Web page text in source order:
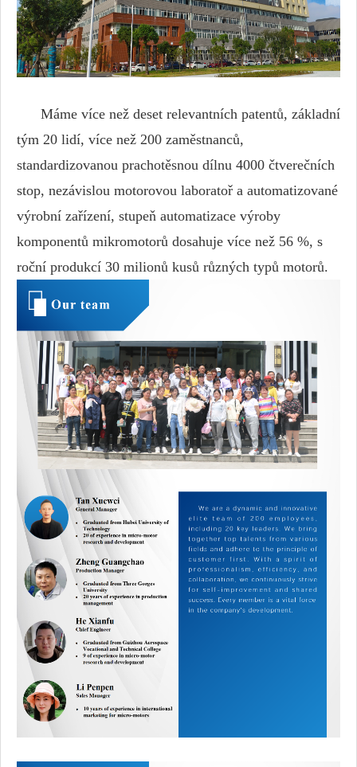
Máme více než deset relevantních patentů, základní
tým 20 lidí, více než 200 zaměstnanců,
standardizovanou prachotěsnou dílnu 4000 čtverečních
stop, nezávislou motorovou laboratoř a automatizované
výrobní zařízení, stupeň automatizace výroby
komponentů mikromotorů dosahuje více než 56 %, s
roční produkcí 30 milionů kusů různých typů motorů.